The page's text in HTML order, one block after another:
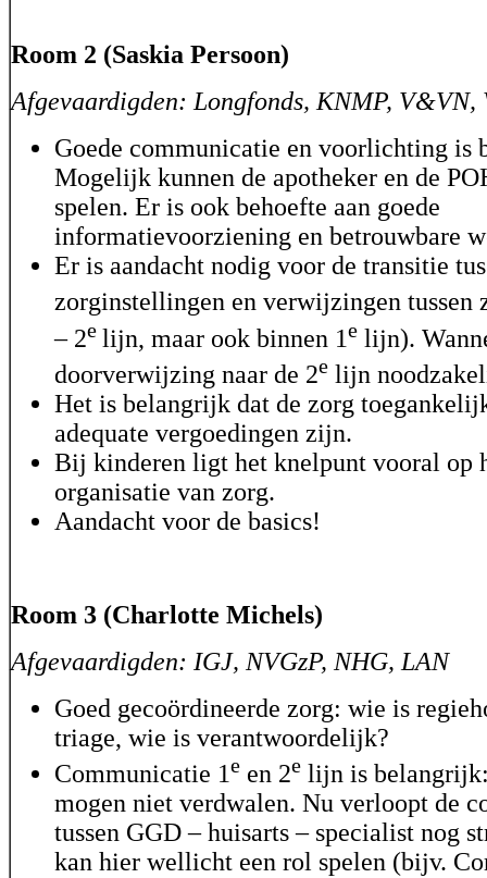
Room 2 (Saskia Persoon)
Afgevaardigden: Longfonds, KNMP, V&VN,
Goede communicatie en voorlichting is
Mogelijk kunnen de apotheker en de
spelen. Er is ook behoefte aan goede
informatievoorziening en betrouwbare
Er is aandacht nodig voor de transitie
zorginstellingen en verwijzingen tussen
– 2e lijn, maar ook binnen 1e lijn).
doorverwijzing naar de 2e lijn
Het is belangrijk dat de zorg
adequate vergoedingen zijn.
Bij kinderen ligt het knelpunt vooral op
organisatie van zorg.
Aandacht voor de basics!
Room 3 (Charlotte Michels)
Afgevaardigden: IGJ, NVGzP, NHG, LAN
Goed gecoördineerde zorg: wie is
triage, wie is verantwoordelijk?
Communicatie 1e en 2e lijn is
mogen niet verdwalen. Nu verloopt de
tussen GGD – huisarts – specialist nog
kan hier wellicht een rol spelen (bijv.